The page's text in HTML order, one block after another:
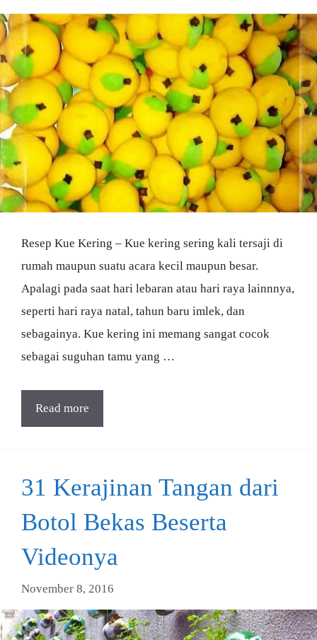
Resep Kue Kering – Kue kering sering kali tersaji di
rumah maupun suatu acara kecil maupun besar.
Apalagi pada saat hari lebaran atau hari raya lainnnya,
seperti hari raya natal, tahun baru imlek, dan
sebagainya. Kue kering ini memang sangat cocok
sebagai suguhan tamu yang …
Read more
31 Kerajinan Tangan dari
Botol Bekas Beserta
Videonya
November 8, 2016